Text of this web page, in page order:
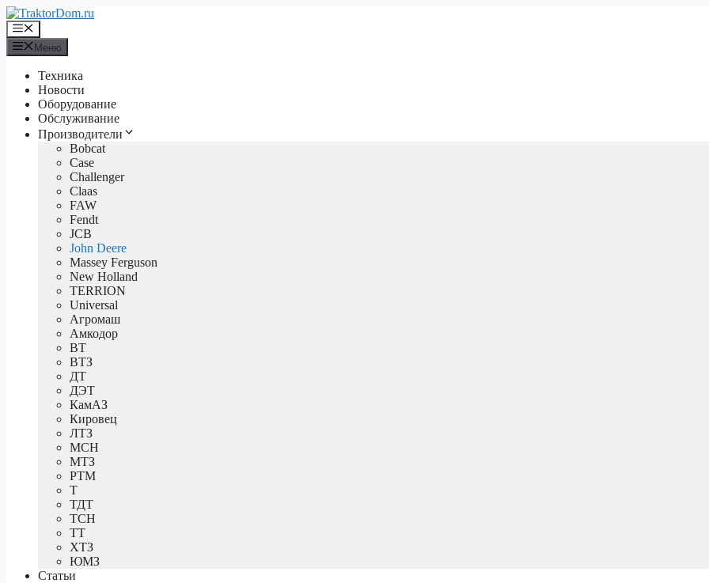
Перейти
к
содержимому
Меню
Меню
Техника
Новости
Оборудование
Обслуживание
Производители
Bobcat
Case
Challenger
Claas
FAW
Fendt
JCB
John Deere
Massey Ferguson
New Holland
TERRION
Universal
Агромаш
Амкодор
ВТ
ВТЗ
ДТ
ДЭТ
КамАЗ
Кировец
ЛТЗ
МСН
МТЗ
РТМ
Т
ТДТ
ТСН
ТТ
ХТЗ
ЮМЗ
Статьи